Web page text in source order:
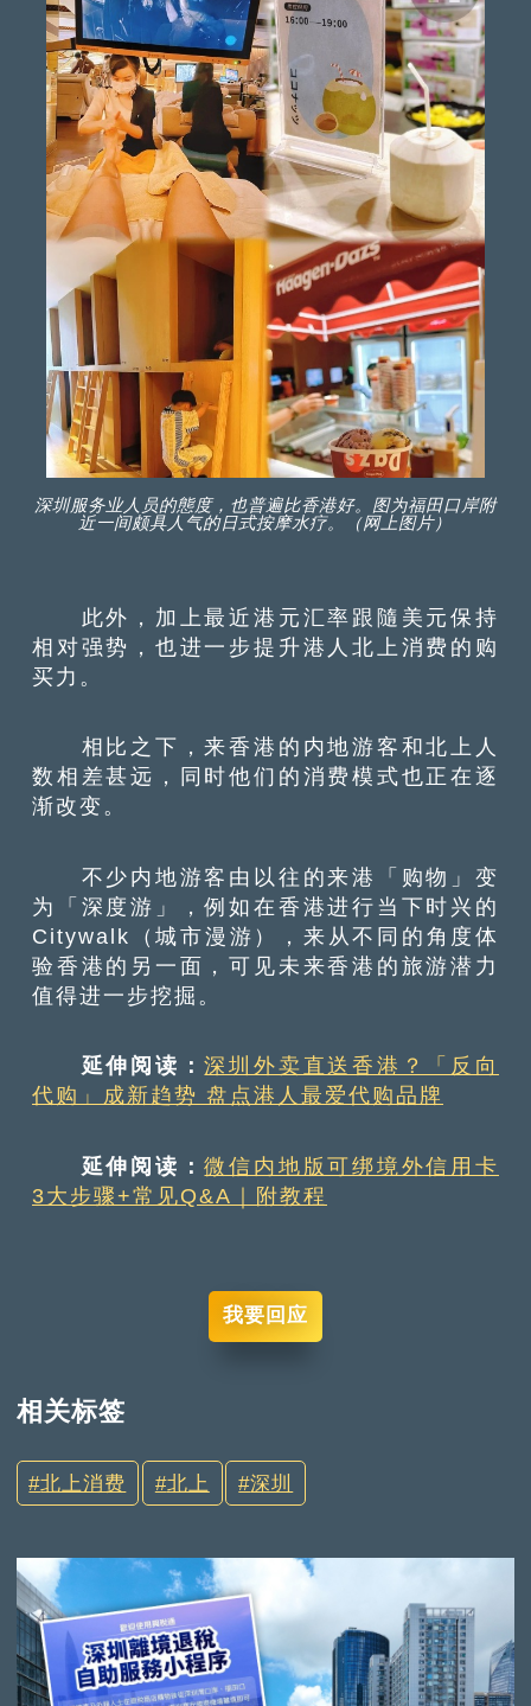
深圳服务业人员的態度，也普遍比香港好。图为福田口岸附
近一间颇具人气的日式按摩水疗。（网上图片）
此外，加上最近港元汇率跟隨美元保持
相对强势，也进一步提升港人北上消费的购
买力。
相比之下，来香港的内地游客和北上人
数相差甚远，同时他们的消费模式也正在逐
渐改变。
不少内地游客由以往的来港「购物」变
为「深度游」，例如在香港进行当下时兴的
Citywalk（城市漫游），来从不同的角度体
验香港的另一面，可见未来香港的旅游潜力
值得进一步挖掘。
延伸阅读：深圳外卖直送香港？「反向
代购」成新趋势 盘点港人最爱代购品牌
延伸阅读：微信内地版可绑境外信用卡
3大步骤+常见Q&A｜附教程
我要回应
相关标签
北上消费 北上 深圳